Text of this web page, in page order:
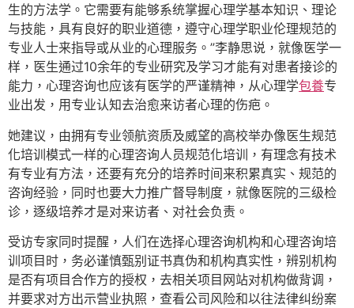
生的方法学。它需要有能够系统掌握心理学基本知识、理论
与技能，具有良好的职业道德，遵守心理学职业伦理规范的
专业人士来指导或从业的心理服务。”李静思说，就像医学一
样，医生通过10余年的专业研究及学习才能有对患者接诊的
能力，心理咨询也应该有医学的严谨精神，从心理学包養专
业出发，用专业认知去治愈来访者心理的伤疤。
她建议，由拥有专业领航资质及威望的高校举办像医生规范
化培训模式一样的心理咨询人员规范化培训，有理念有技术
有专业有方法，还要有充分的培养时间来积累真实、规范的
咨询经验，同时也要大力推广督导制度，就像医院的三级检
诊，逐级培养才是对来访者、对社会负责。
受访专家同时提醒，人们在选择心理咨询机构和心理咨询培
训项目时，务必谨慎甄别证书真伪和机构真实性，辨别机构
是否有项目合作方的授权，去相关项目网站对机构做背调，
并要求对方出示营业执照，查看公司风险和以往法律纠纷案